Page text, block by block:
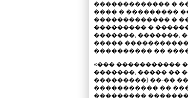
������������� �
���� � ���������
������������� �
��������� �
�������, �������,
�����
���������� ��
«��� �����������
�������, ����� ��
���������) ��-��
����������� ��
���������